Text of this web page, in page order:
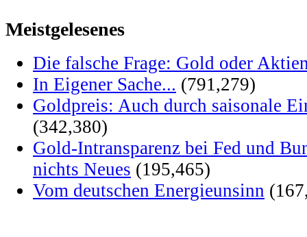
Meistgelesenes
Die falsche Frage: Gold oder
In Eigener Sache... (791,279)
Goldpreis: Auch durch saisonale
(342,380)
Gold-Intransparenz bei Fed und
nichts Neues (195,465)
Vom deutschen Energieunsinn